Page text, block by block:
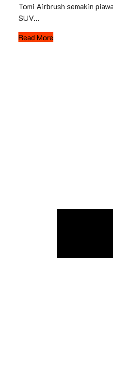
Tomi Airbrush semakin
SUV...
Read More